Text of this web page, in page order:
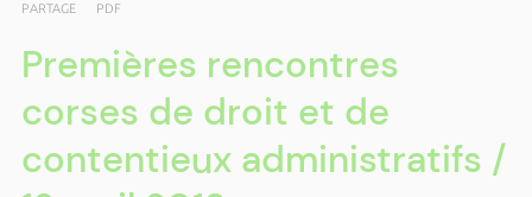
PARTAGE PDF
Premières rencontres
corses de droit et de
contentieux administratifs /